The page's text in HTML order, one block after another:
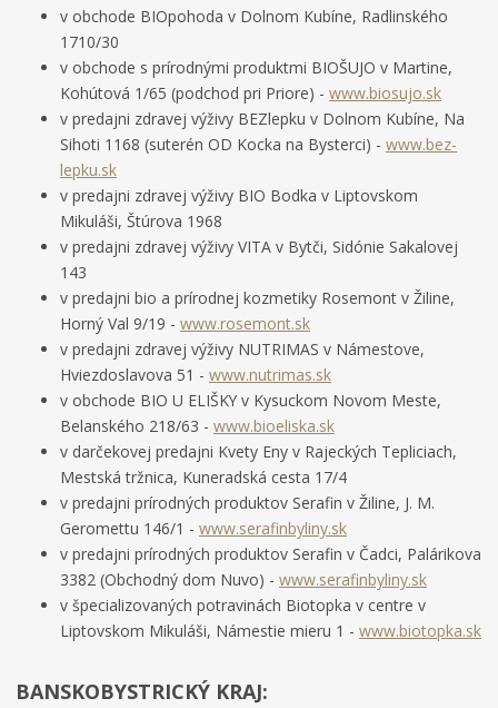
v obchode BIOpohoda v Dolnom Kubíne, Radlinského
1710/30
v obchode s prírodnými produktmi BIOŠUJO v Martine,
Kohútová 1/65 (podchod pri Priore) -www.biosujo.sk
v predajni zdravej výživy BEZlepku v Dolnom Kubíne, Na
Sihoti 1168 (suterén OD Kocka na Bysterci) -www.bez-
lepku.sk
v predajni zdravej výživy BIO Bodka v Liptovskom
Mikuláši, Štúrova 1968
v predajni zdravej výživy VITA v Bytči, Sidónie Sakalovej
143
v predajni bio a prírodnej kozmetiky Rosemont v Žiline,
Horný Val 9/19 -www.rosemont.sk
v predajni zdravej výživy NUTRIMAS v Námestove,
Hviezdoslavova 51 -www.nutrimas.sk
v obchode BIO U ELIŠKY v Kysuckom Novom Meste,
Belanského 218/63 -www.bioeliska.sk
v darčekovej predajni Kvety Eny v Rajeckých Tepliciach,
Mestská tržnica, Kuneradská cesta 17/4
v predajni prírodných produktov Serafin v Žiline, J. M.
Geromettu 146/1 -www.serafinbyliny.sk
v predajni prírodných produktov Serafin v Čadci, Palárikova
3382 (Obchodný dom Nuvo) -www.serafinbyliny.sk
v špecializovaných potravinách Biotopka v centre v
Liptovskom Mikuláši, Námestie mieru 1 -www.biotopka.sk
BANSKOBYSTRICKÝ KRAJ: